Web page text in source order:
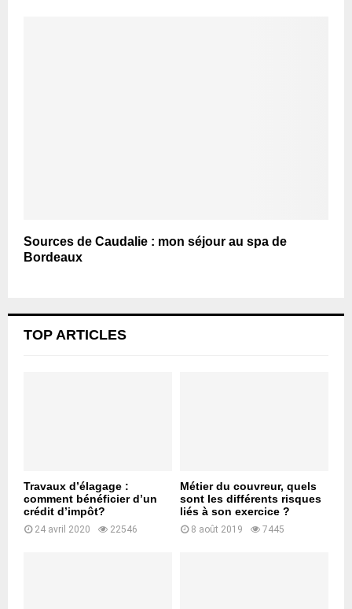
Sources de Caudalie : mon séjour au spa de
Bordeaux
TOP ARTICLES
Travaux d’élagage :
comment bénéficier d’un
crédit d’impôt?
24 avril 2020 22546
Métier du couvreur, quels
sont les différents risques
liés à son exercice ?
8 août 2019 7445